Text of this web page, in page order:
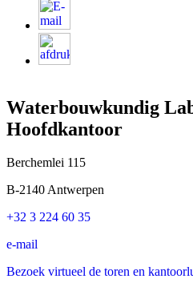
Waterbouwkundig
Hoofdkantoor
Berchemlei 115
B-2140 Antwerpen
+32 3 224 60 35
e-mail
Bezoek virtueel de toren en